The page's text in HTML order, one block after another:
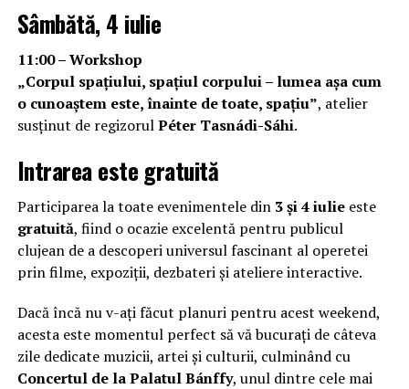
Sâmbătă, 4 iulie
11:00 – Workshop
„Corpul spațiului, spațiul corpului – lumea așa cum
o cunoaștem este, înainte de toate, spațiu”, atelier
susținut de regizorulPéter Tasnádi-Sáhi.
Intrarea este gratuită
Participarea la toate evenimentele din 3 și 4 iulieeste
gratuită, fiind o ocazie excelentă pentru publicul
clujean de a descoperi universul fascinant al operetei
prin filme, expoziții, dezbateri și ateliere interactive.
Dacă încă nu v-ați făcut planuri pentru acest weekend,
acesta este momentul perfect să vă bucurați de câteva
zile dedicate muzicii, artei și culturii, culminând cu
Concertul de la Palatul Bánffy, unul dintre cele mai